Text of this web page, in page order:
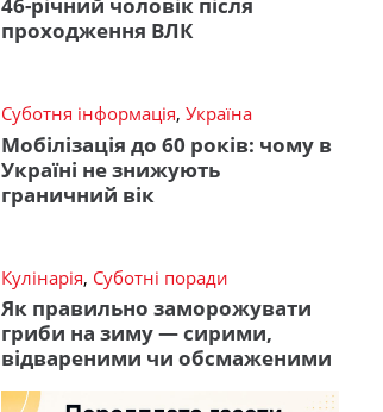
проходження ВЛК
Суботня інформація, Україна
Мобілізація до 60 років: чому в
Україні не знижують
граничний вік
Кулінарія, Суботні поради
Як правильно заморожувати
гриби на зиму — сирими,
відвареними чи обсмаженими